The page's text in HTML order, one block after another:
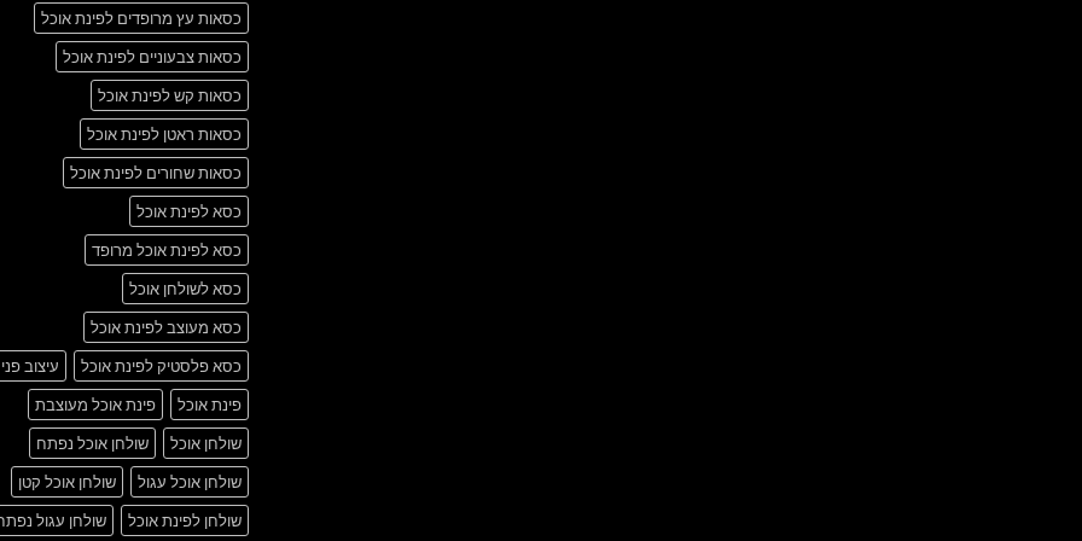
כסאות עץ מרופדים לפינת אוכל
כסאות צבעוניים לפינת אוכל
כסאות קש לפינת אוכל
כסאות ראטן לפינת אוכל
כסאות שחורים לפינת אוכל
כסא לפינת אוכל
כסא לפינת אוכל מרופד
כסא לשולחן אוכל
כסא מעוצב לפינת אוכל
כסא פלסטיק לפינת אוכל
עיצוב
פינת אוכל
פינת אוכל מעוצבת
שולחן אוכל
שולחן אוכל נפתח
שולחן אוכל עגול
שולחן אוכל קטן
שולחן לפינת אוכל
שולחן עגול